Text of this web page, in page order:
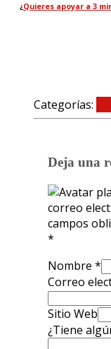
¿Quieres apoyar a 3
Categorías:
Deja una
correo
campos
*
Nombre *
Correo
Sitio Web
¿Tiene